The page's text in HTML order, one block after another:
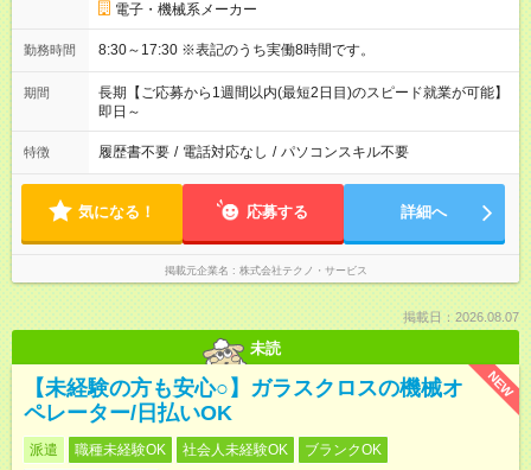
電子・機械系メーカー
勤務時間 8:30～17:30 ※表記のうち実働8時間です。
期間
長期【ご応募から1週間以内(最短2日目)のスピード就業が可能】
即日～
特徴 履歴書不要 / 電話対応なし / パソコンスキル不要
気になる！ 応募する 詳細へ
掲載元企業名 株式会社テクノ・サービス
掲載日：2026.08.07
未読
NEW
【未経験の方も安心○】ガラスクロスの機械オ
ペレーター/日払いOK
派遣 職種未経験OK 社会人未経験OK
ブランクOK